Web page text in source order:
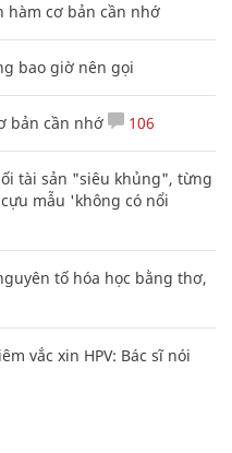
hàm cơ bản cần nhớ
bao giờ nên gọi
bản cần nhớ 106
tài sản "siêu khủng", từng
mẫu 'không có nổi
tố hóa học bằng thơ,
vắc xin HPV: Bác sĩ nói